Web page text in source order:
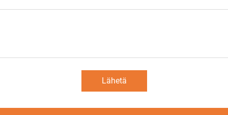
Lähetä